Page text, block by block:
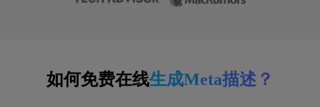
如何免费在线生成Meta描述？